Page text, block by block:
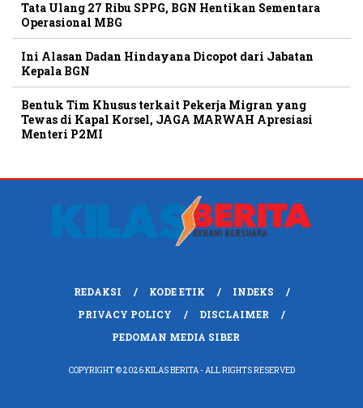
Tata Ulang 27 Ribu SPPG, BGN Hentikan Sementara
Operasional MBG
Ini Alasan Dadan Hindayana Dicopot dari Jabatan
Kepala BGN
Bentuk Tim Khusus terkait Pekerja Migran yang
Tewas di Kapal Korsel, JAGA MARWAH Apresiasi
Menteri P2MI
REDAKSI KODE ETIK
INDEKS
PRIVACY POLICY
DISCLAIMER
PEDOMAN MEDIA SIBER
COPYRIGHT © 2026 KILAS BERITA - ALL RIGHTS RESERVED